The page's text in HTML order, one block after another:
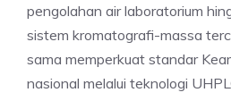
pengolahan air laboratorium
sistem kromatografi-massa
sama memperkuat standar
nasional melalui teknologi